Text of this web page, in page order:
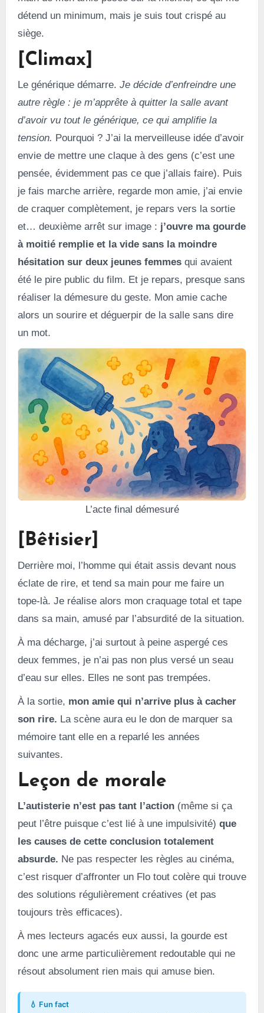
détend un minimum, mais je suis tout crispé au
siège.
[Climax]
Le générique démarre. Je décide d’enfreindre une
autre règle : je m’apprête à quitter la salle avant
d’avoir vu tout le générique, ce qui amplifie la
tension. Pourquoi ? J’ai la merveilleuse idée d’avoir
envie de mettre une claque à des gens (c’est une
pensée, évidemment pas ce que j’allais faire). Puis
je fais marche arrière, regarde mon amie, j’ai envie
de craquer complètement, je repars vers la sortie
et… deuxième arrêt sur image : j’ouvre ma gourde
à moitié remplie et la vide sans la moindre
hésitation sur deux jeunes femmesqui avaient
été le pire public du film. Et je repars, presque sans
réaliser la démesure du geste. Mon amie cache
alors un sourire et déguerpir de la salle sans dire
un mot.
L’acte final démesuré
[Bêtisier]
Derrière moi, l’homme qui était assis devant nous
éclate de rire, et tend sa main pour me faire un
tope-là. Je réalise alors mon craquage total et tape
dans sa main, amusé par l’absurdité de la situation.
À ma décharge, j’ai surtout à peine aspergé ces
deux femmes, je n’ai pas non plus versé un seau
d’eau sur elles. Elles ne sont pas trempées.
À la sortie, mon amie qui n’arrive plus à cacher
son rire. La scène aura eu le don de marquer sa
mémoire tant elle en a reparlé les années
suivantes.
Leçon de morale
L’autisterie n’est pas tant l’action(même si ça
peut l’être puisque c’est lié à une impulsivité) que
les causes de cette conclusion totalement
absurde. Ne pas respecter les règles au cinéma,
c’est risquer d’affronter un Flo tout colère qui trouve
des solutions régulièrement créatives (et pas
toujours très efficaces).
À mes lecteurs agacés eux aussi, la gourde est
donc une arme particulièrement redoutable qui ne
résout absolument rien mais qui amuse bien.
💧 Fun fact